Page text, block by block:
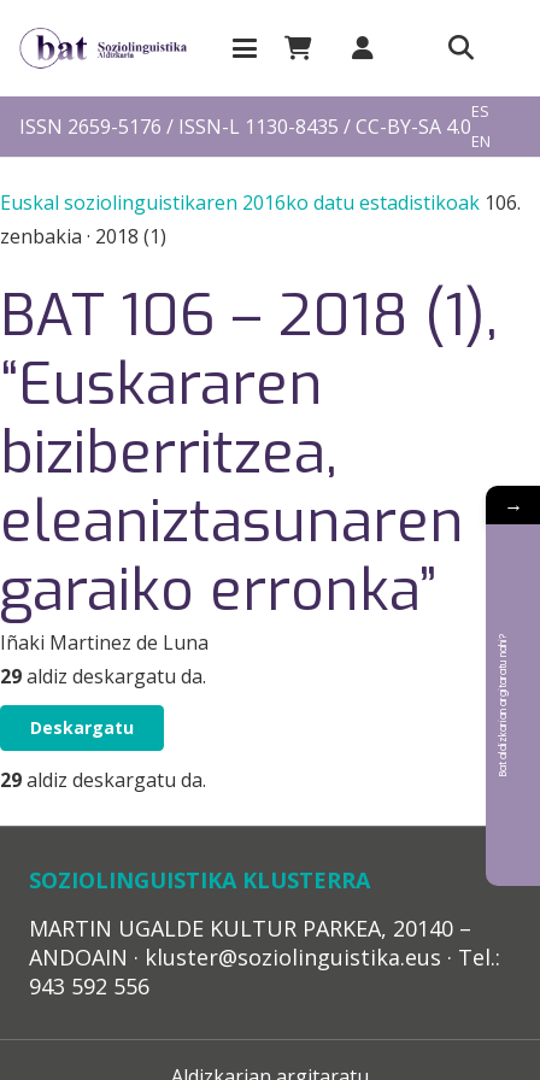
ISSN 2659-5176 / ISSN-L 1130-8435 / CC-BY-SA 4.0
ES
EN
Euskal soziolinguistikaren 2016ko datu estadistikoak 106.
zenbakia · 2018 (1)
BAT 106 – 2018 (1),
“Euskararen
biziberritzea,
eleaniztasunaren
garaiko erronka”
Iñaki Martinez de Luna
29aldiz deskargatu da.
Deskargatu
29aldiz deskargatu da.
SOZIOLINGUISTIKA KLUSTERRA
MARTIN UGALDE KULTUR PARKEA, 20140 –
ANDOAIN · kluster@soziolinguistika.eus · Tel.:
943 592 556
→
Bat aldizkarian argitaratu nahi?